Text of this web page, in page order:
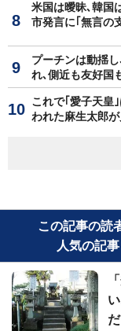
米国は曖昧､韓国
市発言に｢無言の
プーチンは動揺
れ､側近も友好国
これで｢愛子天皇
われた麻生太郎
この記事の読
人気の記事